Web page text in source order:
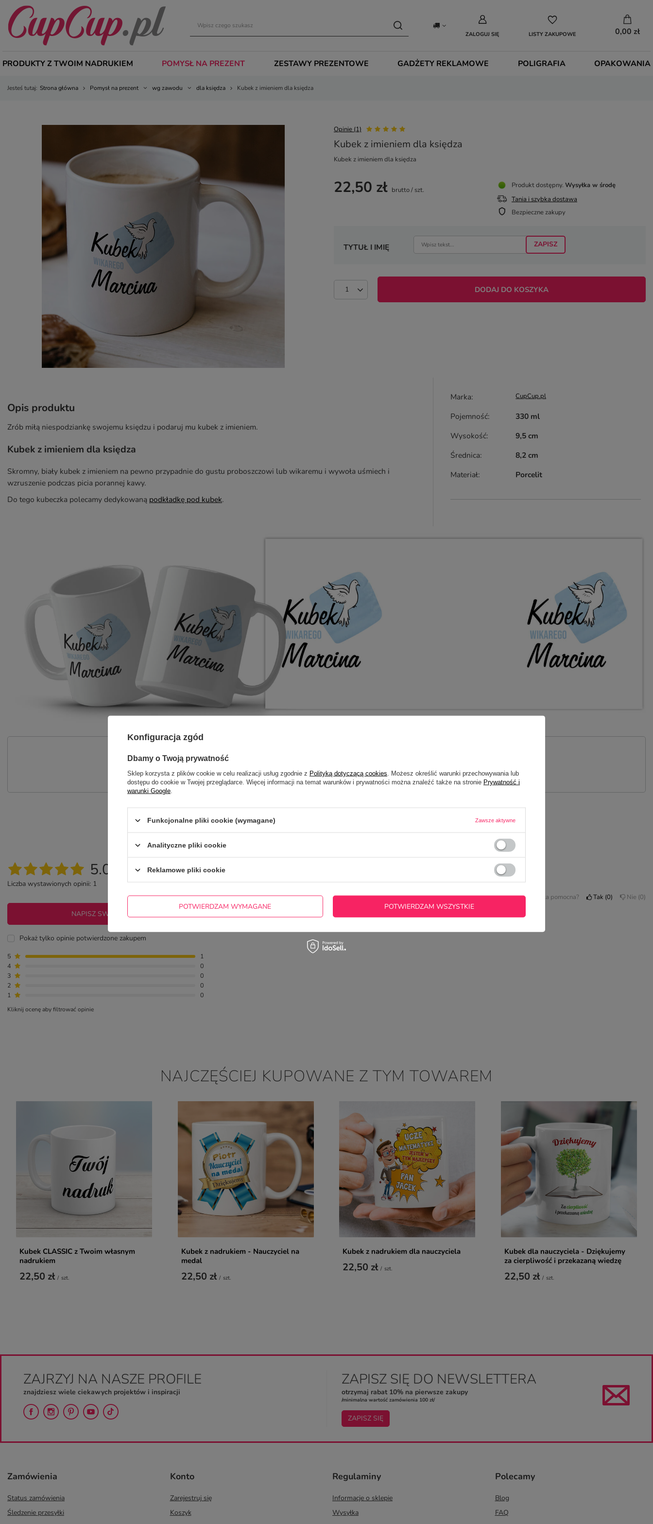
ZALOGUJ SIĘ LISTY ZAKUPOWE 0,00 zł
PRODUKTY Z TWOIM NADRUKIEM POMYSŁ NA PREZENT ZESTAWY PREZENTOWE GADŻETY REKLAMOWE POLIGRAFIA OPAKOWANIA
Jesteś tutaj: Strona główna Pomysł na prezent wg zawodu dla księdza Kubek z imieniem dla księdza
Opinie (1)
Kubek z imieniem dla księdza
Kubek z imieniem dla księdza
22,50 zł brutto/ szt.
TYTUŁ I IMIĘ ZAPISZ
DODAJ DO KOSZYKA
Produkt dostępny Wysyłka w środę
Tania i szybka dostawa
Bezpieczne zakupy
Opis produktu
Zrób miłą niespodziankę swojemu księdzu i podaruj mu kubek z imieniem.
Kubek z imieniem dla księdza
Skromny, biały kubek z imieniem na pewno przypadnie do gustu proboszczowi lub wikaremu i wywoła uśmiech i
wzruszenie podczas picia porannej kawy.
Do tego kubeczka polecamy dedykowaną podkładkę pod kubek.
Marka CupCup.pl
Pojemność
330 ml
Wysokość
9,5 cm
Średnica
8,2 cm
Materiał
Porcelit
Potrzebujesz pomocy? Masz pytania?
innych.
OPINIE O KUBEK Z IMIENIEM DLA KSIĘDZA
5.00
Liczba wystawionych opinii: 1
NAPISZ SWOJĄ OPINIĘ
Pokaż tylko opinie potwierdzone zakupem
5
1
4
0
3
0
2
0
1
0
Kliknij ocenę aby filtrować opinie
2022-07-31 Wioletta, Mieszkowice Czy opinia była pomocna? Tak 0 Nie 0
NAJCZĘŚCIEJ KUPOWANE Z TYM TOWAREM
Kubek CLASSIC z Twoim własnym
nadrukiem
22,50 zł / szt.
Kubek z nadrukiem - Nauczyciel na
medal
22,50 zł / szt.
Kubek z nadrukiem dla nauczyciela
22,50 zł / szt.
Kubek dla nauczyciela - Dziękujemy
za cierpliwość i przekazaną wiedzę
22,50 zł / szt.
ZAJRZYJ NA NASZE PROFILE
znajdziesz wiele ciekawych projektów i inspiracji
ZAPISZ SIĘ DO NEWSLETTERA
otrzymaj rabat 10% na pierwsze zakupy
/minimalna wartość zamówienia 100 zł/
ZAPISZ SIĘ
Zamówienia
Status zamówienia
Śledzenie przesyłki
Konto
Zarejestruj się
Koszyk
Regulaminy
Informacje o sklepie
Wysyłka
Polecamy
Blog
FAQ
Konfiguracja zgód
Dbamy o Twoją prywatność
Sklep korzysta z plików cookie w celu realizacji usług zgodnie z Polityką dotyczącą cookies . Możesz określić warunki przechowywania lub
dostępu do cookie w Twojej przeglądarce. Więcej informacji na temat warunków i prywatności można znaleźć także na stronie Prywatność i
warunki Google
Funkcjonalne pliki cookie (wymagane) Zawsze aktywne
Analityczne pliki cookie
Reklamowe pliki cookie
POTWIERDZAM WYMAGANE POTWIERDZAM WSZYSTKIE